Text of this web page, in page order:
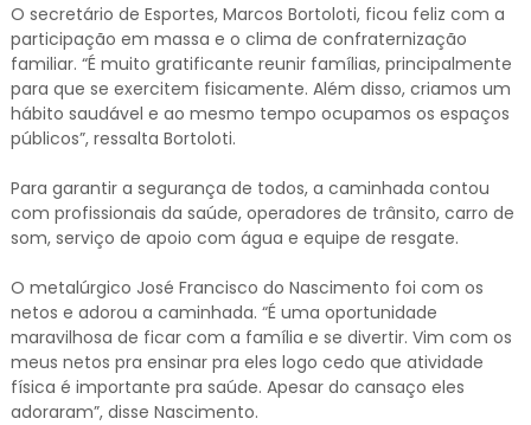
O secretário de Esportes, Marcos Bortoloti, ficou feliz com a
participação em massa e o clima de confraternização
familiar. “É muito gratificante reunir famílias, principalmente
para que se exercitem fisicamente. Além disso, criamos um
hábito saudável e ao mesmo tempo ocupamos os espaços
públicos”, ressalta Bortoloti.
Para garantir a segurança de todos, a caminhada contou
com profissionais da saúde, operadores de trânsito, carro de
som, serviço de apoio com água e equipe de resgate.
O metalúrgico José Francisco do Nascimento foi com os
netos e adorou a caminhada. “É uma oportunidade
maravilhosa de ficar com a família e se divertir. Vim com os
meus netos pra ensinar pra eles logo cedo que atividade
física é importante pra saúde. Apesar do cansaço eles
adoraram”, disse Nascimento.